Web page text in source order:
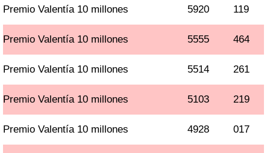
Premio Valentía 10 millones 5920 119
Premio Valentía 10 millones 5555 464
Premio Valentía 10 millones 5514 261
Premio Valentía 10 millones 5103 219
Premio Valentía 10 millones 4928 017